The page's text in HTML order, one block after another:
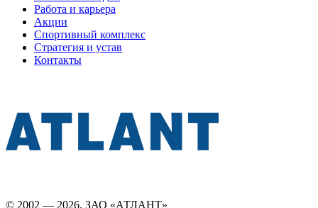
Работа и карьера
Акции
Спортивный комплекс
Стратегия и устав
Контакты
© 2002 — 2026, ЗАО «АТЛАНТ»